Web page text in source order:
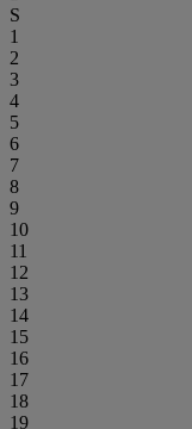
S
1
2
3
4
5
6
7
8
9
10
11
12
13
14
15
16
17
18
19